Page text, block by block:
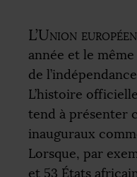
L’Union
année et le
de
L’histoire
tend à présenter
inauguraux
Lorsque, par
et 53 États